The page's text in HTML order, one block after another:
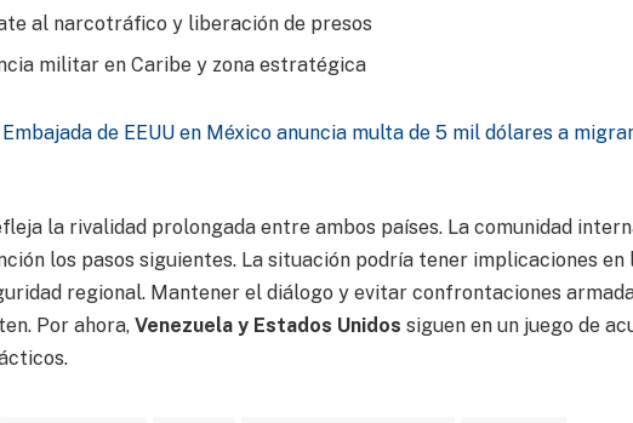
al narcotráfico y liberación de presos
militar en Caribe y zona estratégica
Embajada de EEUU en México anuncia multa de 5 mil dólares a
la rivalidad prolongada entre ambos países. La comunidad
los pasos siguientes. La situación podría tener implicaciones en
regional. Mantener el diálogo y evitar confrontaciones
Por ahora, Venezuela y Estados Unidos siguen en un juego de